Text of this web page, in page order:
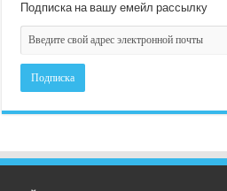
Подписка на вашу емейл рассылку